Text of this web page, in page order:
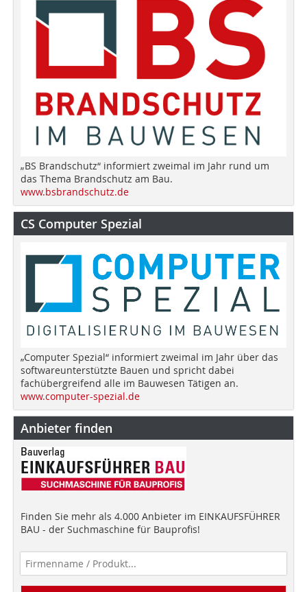
„BS Brandschutz“ informiert zweimal im Jahr rund um
das Thema Brandschutz am Bau.
www.bsbrandschutz.de
CS Computer Spezial
„Computer Spezial“ informiert zweimal im Jahr über das
softwareunterstützte Bauen und spricht dabei
fachübergreifend alle im Bauwesen Tätigen an.
www.computer-spezial.de
Anbieter finden
Finden Sie mehr als 4.000 Anbieter im EINKAUFSFÜHRER
BAU - der Suchmaschine für Bauprofis!